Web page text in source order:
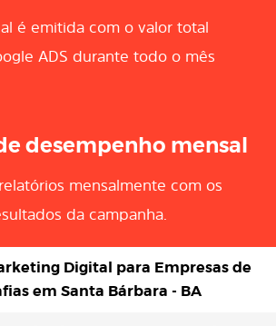
é emitida com o valor total
ADS durante todo o mês
desempenho mensal
mensalmente com os
da campanha.
Digital para Empresas de
em Santa Bárbara - BA